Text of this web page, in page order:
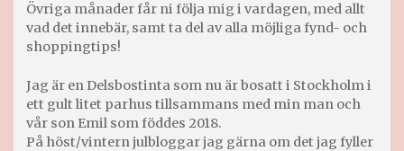
Övriga månader får ni följa mig i vardagen, med allt
vad det innebär, samt ta del av alla möjliga fynd- och
shoppingtips!
Jag är en Delsbostinta som nu är bosatt i Stockholm i
ett gult litet parhus tillsammans med min man och
vår son Emil som föddes 2018.
På höst/vintern julbloggar jag gärna om det jag fyller